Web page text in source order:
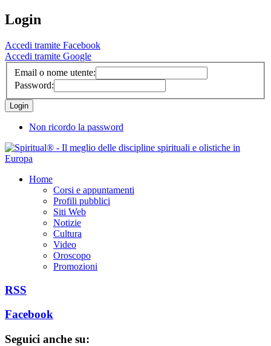
Login
Accedi tramite Facebook
Accedi tramite Google
Email o nome utente:
Password:
Non ricordo la password
Home
Corsi e appuntamenti
Profili pubblici
Siti Web
Notizie
Cultura
Video
Oroscopo
Promozioni
RSS
Facebook
Seguici anche su: